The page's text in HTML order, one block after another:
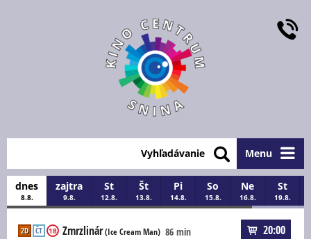
Menu
Vyhľadávanie
dnes
8.8.
zajtra
9.8.
St
12.8.
Št
13.8.
Pi
14.8.
So
15.8.
Ne
16.8.
St
19.8.
Zmrzlinár(Ice Cream Man) 86 min
2D ČT 18
20:00